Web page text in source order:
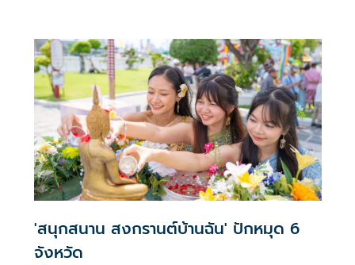
'สนุกสนาน สงกรานต์บ้านฉัน' ปักหมุด 6
จังหวัด